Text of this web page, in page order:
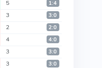
5 1:4
3 3:0
2 2:0
4 4:0
3 3:0
3 3:0